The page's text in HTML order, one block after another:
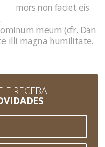
mors non faciet eis
meum (cfr. Dan
illi magna humilitate.
E RECEBA